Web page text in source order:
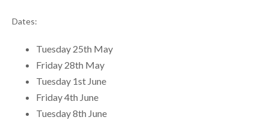
Dates:
Tuesday 25th May
Friday 28th May
Tuesday 1st June
Friday 4th June
Tuesday 8th June